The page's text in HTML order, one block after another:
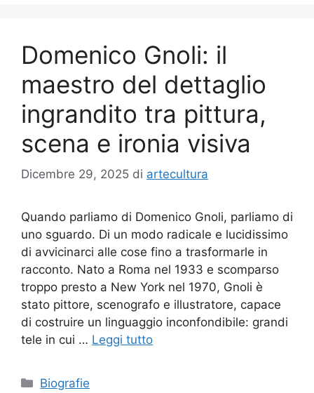
Domenico Gnoli: il
maestro del dettaglio
ingrandito tra pittura,
scena e ironia visiva
Dicembre 29, 2025 di artecultura
Quando parliamo di Domenico Gnoli, parliamo di
uno sguardo. Di un modo radicale e lucidissimo
di avvicinarci alle cose fino a trasformarle in
racconto. Nato a Roma nel 1933 e scomparso
troppo presto a New York nel 1970, Gnoli è
stato pittore, scenografo e illustratore, capace
di costruire un linguaggio inconfondibile: grandi
tele in cui … Leggi tutto
Categorie
Biografie